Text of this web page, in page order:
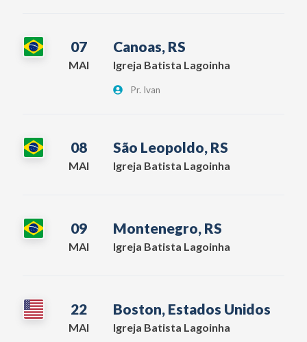
07 Canoas, RS
MAI Igreja Batista Lagoinha
Pr. Ivan
08 São Leopoldo, RS
MAI Igreja Batista Lagoinha
09 Montenegro, RS
MAI Igreja Batista Lagoinha
22 Boston, Estados Unidos
MAI Igreja Batista Lagoinha